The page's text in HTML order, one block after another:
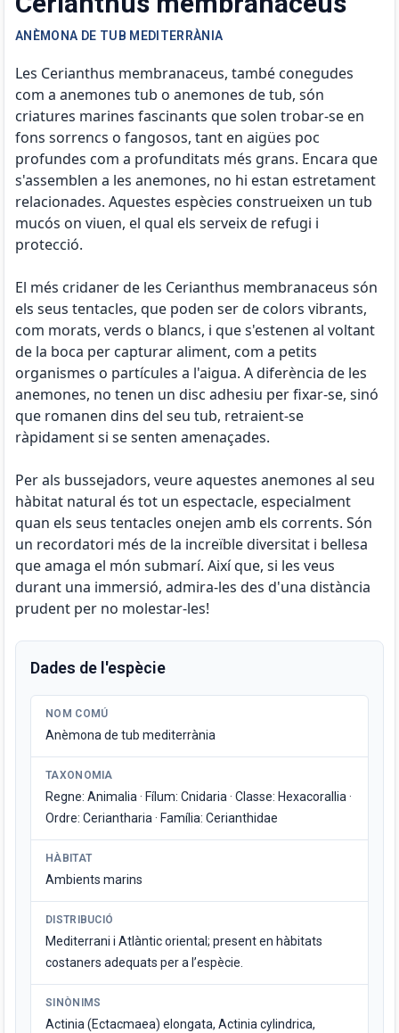
ANÈMONA DE TUB MEDITERRÀNIA
Les Cerianthus membranaceus, també conegudes
com a anemones tub o anemones de tub, són
criatures marines fascinants que solen trobar-se en
fons sorrencs o fangosos, tant en aigües poc
profundes com a profunditats més grans. Encara que
s'assemblen a les anemones, no hi estan estretament
relacionades. Aquestes espècies construeixen un tub
mucós on viuen, el qual els serveix de refugi i
protecció.
El més cridaner de les Cerianthus membranaceus són
els seus tentacles, que poden ser de colors vibrants,
com morats, verds o blancs, i que s'estenen al voltant
de la boca per capturar aliment, com a petits
organismes o partícules a l'aigua. A diferència de les
anemones, no tenen un disc adhesiu per fixar-se, sinó
que romanen dins del seu tub, retraient-se
ràpidament si se senten amenaçades.
Per als bussejadors, veure aquestes anemones al seu
hàbitat natural és tot un espectacle, especialment
quan els seus tentacles onejen amb els corrents. Són
un recordatori més de la increïble diversitat i bellesa
que amaga el món submarí. Així que, si les veus
durant una immersió, admira-les des d'una distància
prudent per no molestar-les!
Dades de l'espècie
NOM COMÚ
Anèmona de tub mediterrània
TAXONOMIA
Regne: Animalia · Fílum: Cnidaria · Classe: Hexacorallia ·
Ordre: Ceriantharia · Família: Cerianthidae
HÀBITAT
Ambients marins
DISTRIBUCIÓ
Mediterrani i Atlàntic oriental; present en hàbitats
costaners adequats per a l’espècie.
SINÒNIMS
Actinia (Ectacmaea) elongata, Actinia cylindrica,